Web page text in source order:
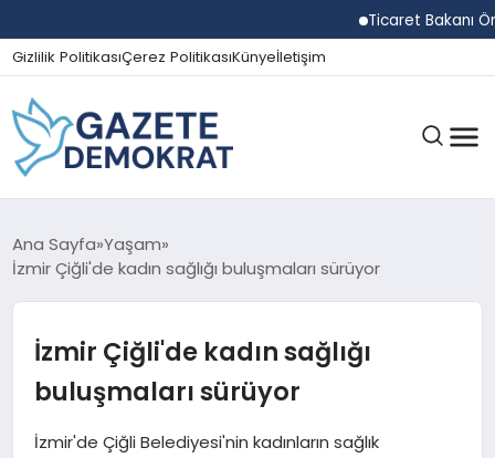
Ticaret Bakanı
Gizlilik PolitikasıÇerez PolitikasıKünyeİletişim
GÜNDEM
SPOR
Ana Sayfa Yaşam
İzmir Çiğli'de kadın sağlığı buluşmaları sürüyor
İzmir Çiğli'de kadın sağlığı
buluşmaları sürüyor
İzmir'de Çiğli Belediyesi'nin kadınların sağlık